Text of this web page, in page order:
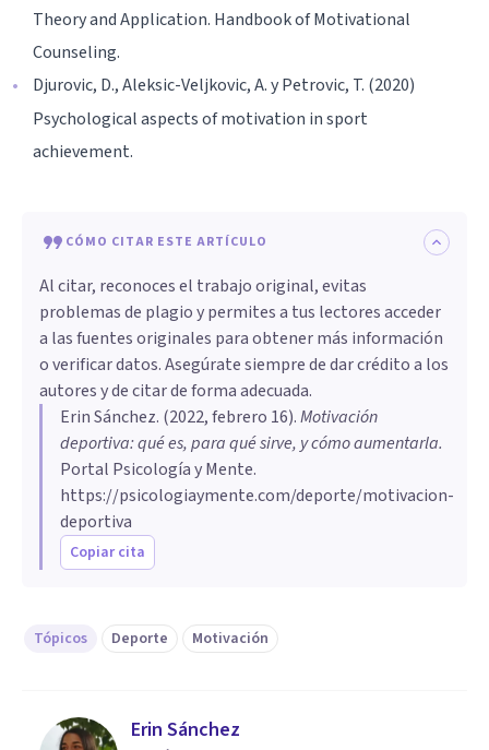
Theory and Application. Handbook of Motivational
Counseling.
Djurovic, D., Aleksic-Veljkovic, A. y Petrovic, T. (2020)
Psychological aspects of motivation in sport
achievement.
CÓMO CITAR ESTE ARTÍCULO
Al citar, reconoces el trabajo original, evitas
problemas de plagio y permites a tus lectores acceder
a las fuentes originales para obtener más información
o verificar datos. Asegúrate siempre de dar crédito a los
autores y de citar de forma adecuada.
Erin Sánchez. (2022, febrero 16).Motivación
deportiva: qué es, para qué sirve, y cómo aumentarla.
Portal Psicología y Mente.
https://psicologiaymente.com/deporte/motivacion-
deportiva
Copiar cita
Tópicos Deporte Motivación
Erin Sánchez